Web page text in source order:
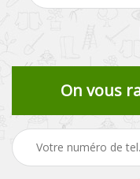
On vous